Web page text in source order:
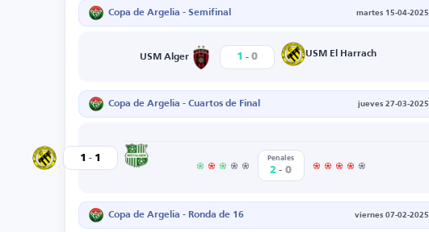
Copa de Argelia - Semifinal martes 15-04-2025
USM Alger 1 - 0 USM El Harrach
Copa de Argelia - Cuartos de Final jueves 27-03-2025
USM El Harrach
1 - 1 Penales
2 - 0
Copa de Argelia - Ronda de 16 viernes 07-02-2025